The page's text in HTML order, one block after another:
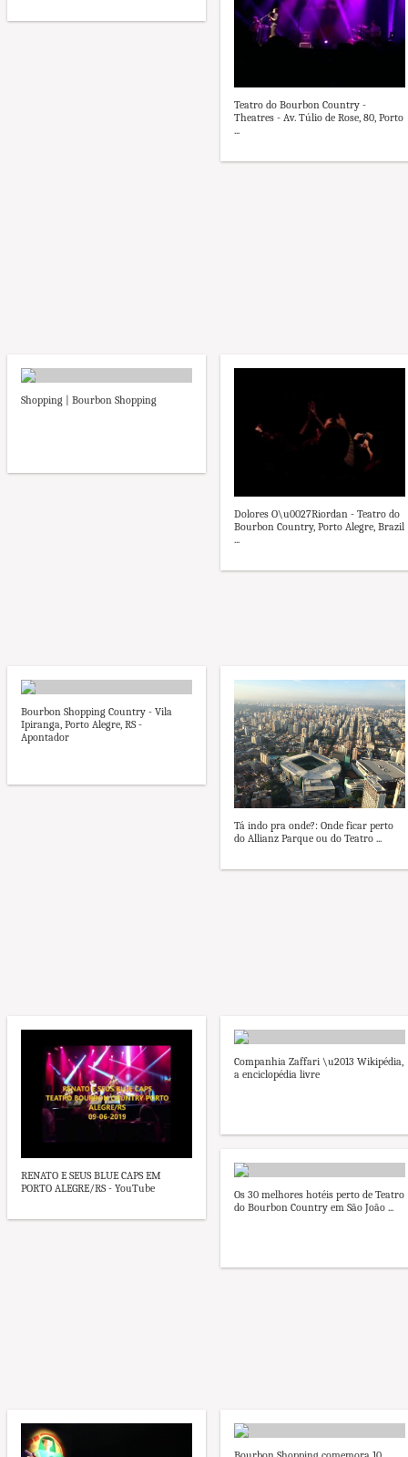
Teatro do Bourbon Country -
Theatres - Av. Túlio de Rose, 80, Porto
...
Shopping | Bourbon Shopping
Dolores O\u0027Riordan - Teatro do
Bourbon Country, Porto Alegre, Brazil
...
Bourbon Shopping Country - Vila
Ipiranga, Porto Alegre, RS -
Apontador
Tá indo pra onde?: Onde ficar perto
do Allianz Parque ou do Teatro ...
RENATO E SEUS BLUE CAPS EM
PORTO ALEGRE/RS - YouTube
Companhia Zaffari \u2013 Wikipédia,
a enciclopédia livre
Os 30 melhores hotéis perto de Teatro
do Bourbon Country em São João ...